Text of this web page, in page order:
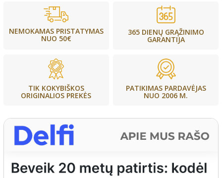
NEMOKAMAS PRISTATYMAS
NUO 50€
365 DIENŲ GRĄŽINIMO
GARANTIJA
TIK KOKYBIŠKOS
ORIGINALIOS PREKĖS
PATIKIMAS PARDAVĖJAS
NUO 2006 M.